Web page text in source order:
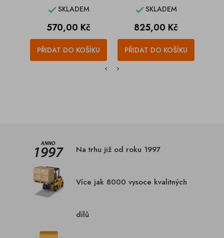
SKLADEM
Cena
570,00 Kč
PŘIDAT DO KOŠÍKU
SKLADEM
Cena
825,00 Kč
PŘIDAT DO KOŠÍKU
Na trhu již od roku 1997
Více jak 8000 vysoce kvalitných
dílů